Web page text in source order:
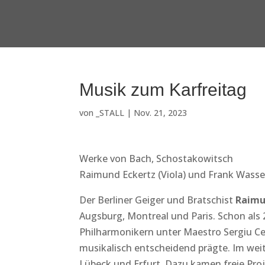
Musik zum Karfreitag
von _STALL | Nov. 21, 2023
Werke von Bach, Schostakowitsch
Raimund Eckertz (Viola) und Frank
Der Berliner Geiger und Bratschist
Augsburg, Montreal und Paris. Schon
Philharmonikern unter Maestro Sergiu
musikalisch entscheidend prägte. Im